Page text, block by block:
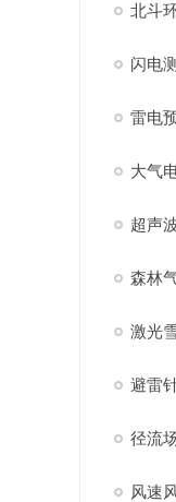
北斗
闪电
雷电
大气
超声
森林
激光
避雷
径流
风速